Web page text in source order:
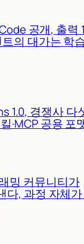
공개, 출력
의 대가는 학
1.0, 경쟁사 다
·MCP 공용 포
밍 커뮤니티가
다, 과정 자체가